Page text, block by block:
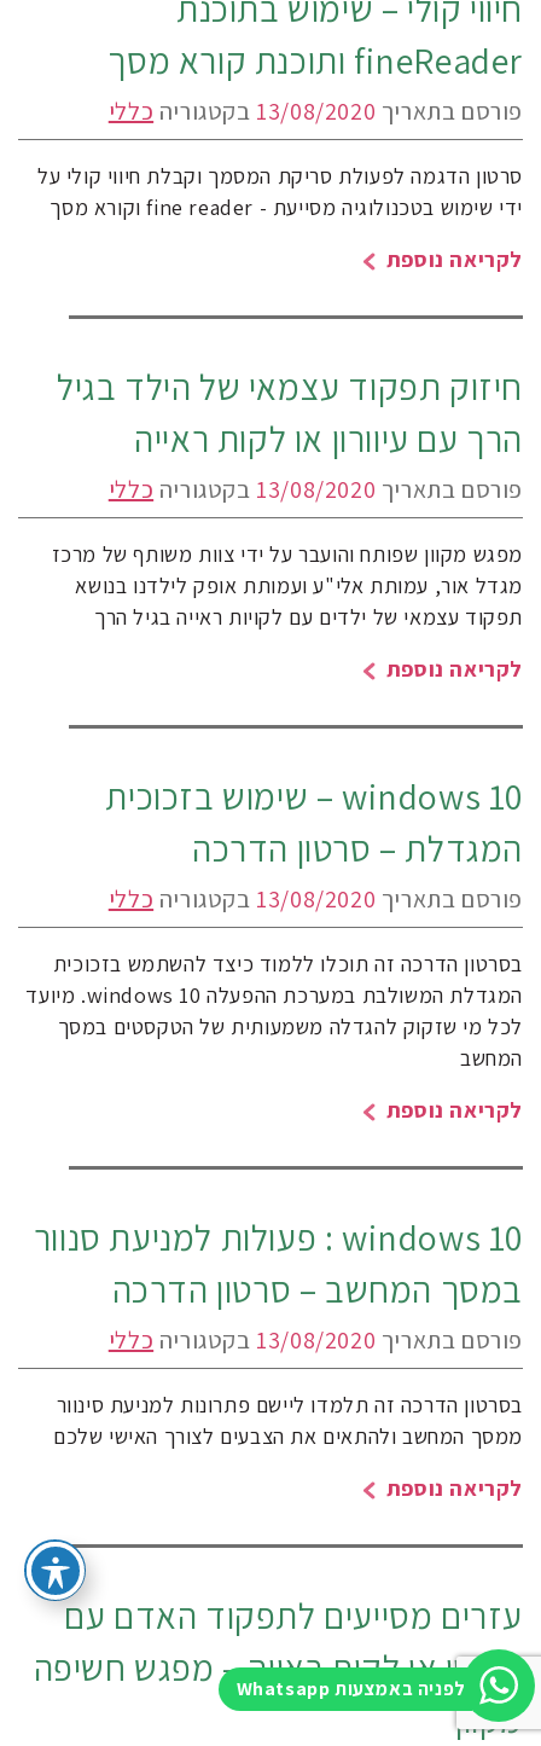
לפניה באמצעות Whatsapp
fineReader ותוכנת קורא מסך
פורסם בתאריך 13/08/2020 בקטגוריה כללי
סרטון הדגמה לפעולת סריקת המסמך וקבלת חיווי קולי על
ידי שימוש בטכנולוגיה מסייעת - fine reader וקורא מסך
לקריאה נוספת
חיזוק תפקוד עצמאי של הילד בגיל
הרך עם עיוורון או לקות ראייה
פורסם בתאריך 13/08/2020 בקטגוריה כללי
מפגש מקוון שפותח והועבר על ידי צוות משותף של מרכז
מגדל אור, עמותת אלי"ע ועמותת אופק לילדנו בנושא
תפקוד עצמאי של ילדים עם לקויות ראייה בגיל הרך
לקריאה נוספת
windows 10 – שימוש בזכוכית
המגדלת – סרטון הדרכה
פורסם בתאריך 13/08/2020 בקטגוריה כללי
בסרטון הדרכה זה תוכלו ללמוד כיצד להשתמש בזכוכית
המגדלת המשולבת במערכת ההפעלה windows 10. מיועד
לכל מי שזקוק להגדלה משמעותית של הטקסטים במסך
המחשב
לקריאה נוספת
windows 10 : פעולות למניעת סנוור
במסך המחשב – סרטון הדרכה
פורסם בתאריך 13/08/2020 בקטגוריה כללי
בסרטון הדרכה זה תלמדו ליישם פתרונות למניעת סינוור
ממסך המחשב ולהתאים את הצבעים לצורך האישי שלכם
לקריאה נוספת
עזרים מסייעים לתפקוד האדם עם
עיוורון או לקות ראייה – מפגש חשיפה
מקוון